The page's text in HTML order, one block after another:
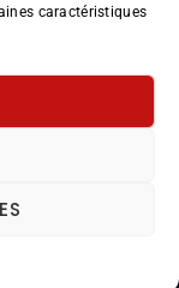
caractéristiques